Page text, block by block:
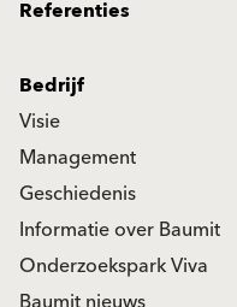
Referenties
Bedrijf
Visie
Management
Geschiedenis
Informatie over Baumit
Onderzoekspark Viva